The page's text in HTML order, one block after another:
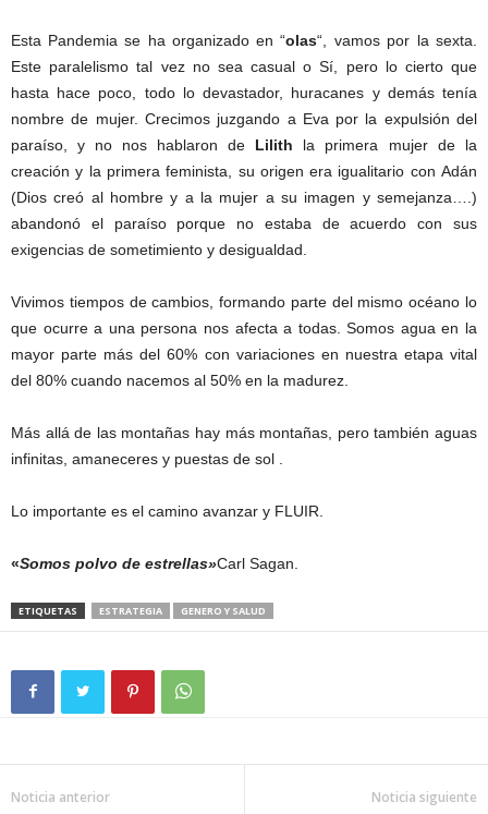
Esta Pandemia se ha organizado en “olas“, vamos por la sexta.
Este paralelismo tal vez no sea casual o Sí, pero lo cierto que
hasta hace poco, todo lo devastador, huracanes y demás tenía
nombre de mujer. Crecimos juzgando a Eva por la expulsión del
paraíso, y no nos hablaron de Lilith la primera mujer de la
creación y la primera feminista, su origen era igualitario con Adán
(Dios creó al hombre y a la mujer a su imagen y semejanza….)
abandonó el paraíso porque no estaba de acuerdo con sus
exigencias de sometimiento y desigualdad.
Vivimos tiempos de cambios, formando parte del mismo océano lo
que ocurre a una persona nos afecta a todas. Somos agua en la
mayor parte más del 60% con variaciones en nuestra etapa vital
del 80% cuando nacemos al 50% en la madurez.
Más allá de las montañas hay más montañas, pero también aguas
infinitas, amaneceres y puestas de sol .
Lo importante es el camino avanzar y FLUIR.
«Somos polvo de estrellas»Carl Sagan.
ETIQUETAS ESTRATEGIA GENERO Y SALUD
Noticia anterior Noticia siguiente